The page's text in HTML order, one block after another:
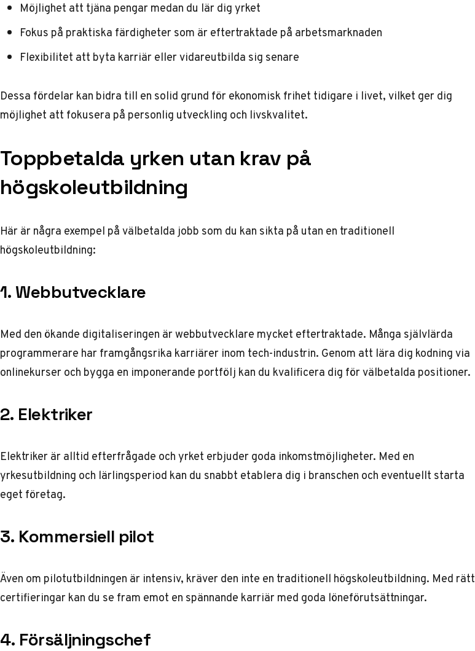
Möjlighet att tjäna pengar medan du lär dig yrket
Fokus på praktiska färdigheter som är eftertraktade på arbetsmarknaden
Flexibilitet att byta karriär eller vidareutbilda sig senare
Dessa fördelar kan bidra till en solid grund för ekonomisk frihet tidigare i livet, vilket ger dig
möjlighet att fokusera på personlig utveckling och livskvalitet.
Toppbetalda yrken utan krav på
högskoleutbildning
Här är några exempel på välbetalda jobb som du kan sikta på utan en traditionell
högskoleutbildning:
1. Webbutvecklare
Med den ökande digitaliseringen är webbutvecklare mycket eftertraktade. Många självlärda
programmerare har framgångsrika karriärer inom tech-industrin. Genom att lära dig kodning via
onlinekurser och bygga en imponerande portfölj kan du kvalificera dig för välbetalda positioner.
2. Elektriker
Elektriker är alltid efterfrågade och yrket erbjuder goda inkomstmöjligheter. Med en
yrkesutbildning och lärlingsperiod kan du snabbt etablera dig i branschen och eventuellt starta
eget företag.
3. Kommersiell pilot
Även om pilotutbildningen är intensiv, kräver den inte en traditionell högskoleutbildning. Med rätt
certifieringar kan du se fram emot en spännande karriär med goda löneförutsättningar.
4. Försäljningschef